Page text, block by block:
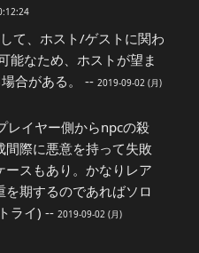
て、ホスト/ゲストに関わ
能なため、ホストが望ま
合がある。 -- 2019-09-02 (月)
レイヤー側からnpcの殺
際に悪意を持って失敗
ースもあり。かなりレア
期するのであればソロ
ライ) -- 2019-09-02 (月)